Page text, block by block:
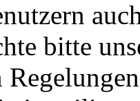
bitte